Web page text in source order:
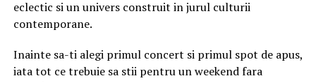
copiilor și animalelor de companie, cât și pentru
angajații din spațiile comerciale. Această abordare vine
în completarea unei echipe formate din personal
calificat, verificat riguros înainte de angajare, care
Într-o lume interconectată, alfabetizarea digitală a
devenit la fel de importantă ca scrisul sau cititul.
navigheze pe internet, ci tineri capabili să utilizeze
instrumente digitale specifice meseriei lor:
eclectic si un univers construit in jurul culturii
contemporane.
Inainte sa-ti alegi primul concert si primul spot de apus,
iata tot ce trebuie sa stii pentru un weekend fara